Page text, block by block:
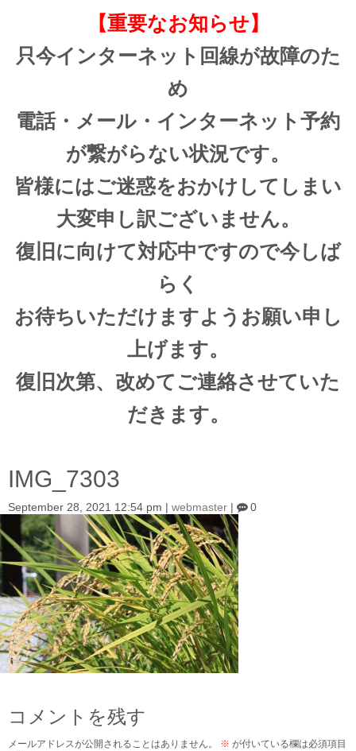
【重要なお知らせ】
只今インターネット回線が故障のた
め
電話・メール・インターネット予約
が繋がらない状況です。
皆様にはご迷惑をおかけしてしまい
大変申し訳ございません。
復旧に向けて対応中ですので今しば
らく
お待ちいただけますようお願い申し
上げます。
復旧次第、改めてご連絡させていた
だきます。
IMG_7303
September 28, 2021 12:54 pm | webmaster | 0
コメントを残す
メールアドレスが公開されることはありません。 ※ が付いている欄は必須項目